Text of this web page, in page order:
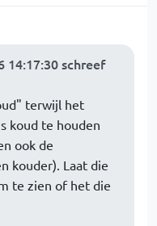
14:17:30 schreef
terwijl het
koud te houden
ook de
kouder). Laat die
te zien of het die